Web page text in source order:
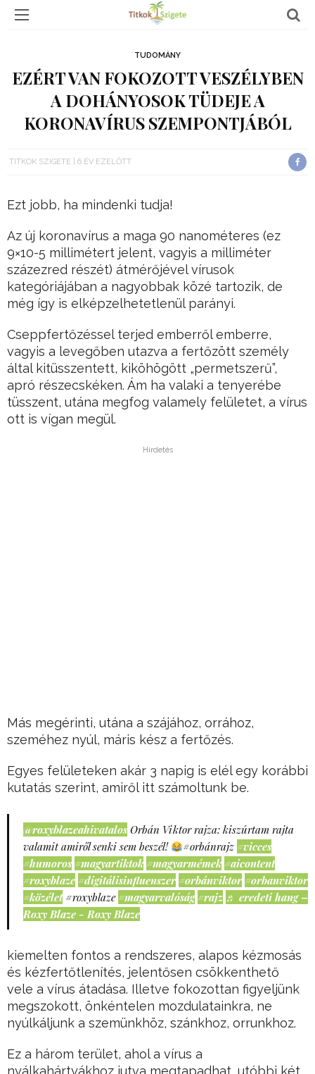
TUDOMÁNY
EZÉRT VAN FOKOZOTT VESZÉLYBEN
A DOHÁNYOSOK TÜDEJE A
KORONAVÍRUS SZEMPONTJÁBÓL
TITKOK SZIGETE 6 ÉV EZELŐTT
Ezt jobb, ha mindenki tudja!
Az új koronavírus a maga 90 nanométeres (ez
9×10-5 millimétert jelent, vagyis a milliméter
százezred részét) átmérőjével vírusok
kategóriájában a nagyobbak közé tartozik, de
még így is elképzelhetetlenül parányi.
Cseppfertőzéssel terjed emberről emberre,
vagyis a levegőben utazva a fertőzött személy
által kitüsszentett, kiköhögött „permetszerű”,
apró részecskéken. Ám ha valaki a tenyerébe
tüsszent, utána megfog valamely felületet, a vírus
ott is vígan megül.
Hirdetés
Más megérinti, utána a szájához, orrához,
szeméhez nyúl, máris kész a fertőzés.
Egyes felületeken akár 3 napig is elél egy korábbi
kutatás szerint, amiről itt számoltunk be.
@roxyblazeahivatalos Orbán Viktor rajza: kiszúrtam rajta
valamit amiről senki sem beszél!
#orbánrajz #vicces
#humoros #magyartiktok #magyarmémek #aicontent
#roxyblaze #digitálisinfluenszer #orbánviktor #orbanviktor
#közélet #roxyblaze #magyarvalóság #rajz ♬ eredeti hang –
Roxy Blaze - Roxy Blaze
kiemelten fontos a rendszeres, alapos kézmosás
és kézfertőtlenítés, jelentősen csökkenthető
vele a vírus átadása. Illetve fokozottan figyeljünk
megszokott, önkéntelen mozdulatainkra, ne
nyúlkáljunk a szemünkhöz, szánkhoz, orrunkhoz.
Ez a három terület, ahol a vírus a
nyálkahártyákhoz jutva megtapadhat, utóbbi két